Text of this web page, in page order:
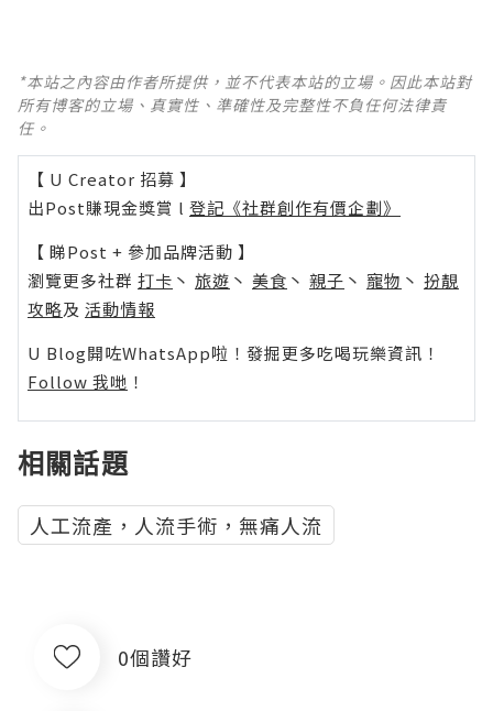
*本站之內容由作者所提供，並不代表本站的立場。因此本站對
所有博客的立場、真實性、準確性及完整性不負任何法律責
任。
【 U Creator 招募 】
出Post賺現金獎賞 l 登記《社群創作有價企劃》
【 睇Post + 參加品牌活動 】
瀏覽更多社群 打卡 丶 旅遊 丶 美食 丶 親子 丶 寵物 丶 扮靚
攻略及 活動情報
U Blog開咗WhatsApp啦！發掘更多吃喝玩樂資訊！
Follow 我哋 ！
相關話題
人工流產，人流手術，無痛人流
0個讚好